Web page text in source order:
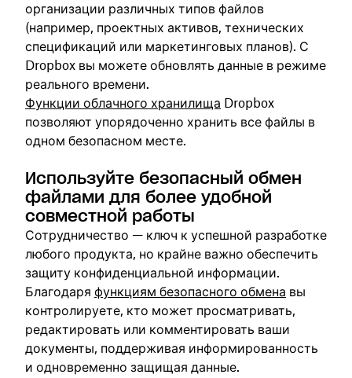
организации различных типов файлов
(например, проектных активов, технических
спецификаций или маркетинговых планов). С
Dropbox вы можете обновлять данные в режиме
реального времени.
Функции облачного хранилища Dropbox
позволяют упорядоченно хранить все файлы в
одном безопасном месте.
Используйте безопасный обмен
файлами для более удобной
совместной работы
Сотрудничество — ключ к успешной разработке
любого продукта, но крайне важно обеспечить
защиту конфиденциальной информации.
Благодаря функциям безопасного обмена вы
контролируете, кто может просматривать,
редактировать или комментировать ваши
документы, поддерживая информированность
и одновременно защищая данные.